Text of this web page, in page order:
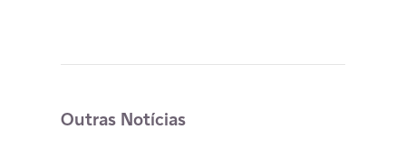
Outras Notícias